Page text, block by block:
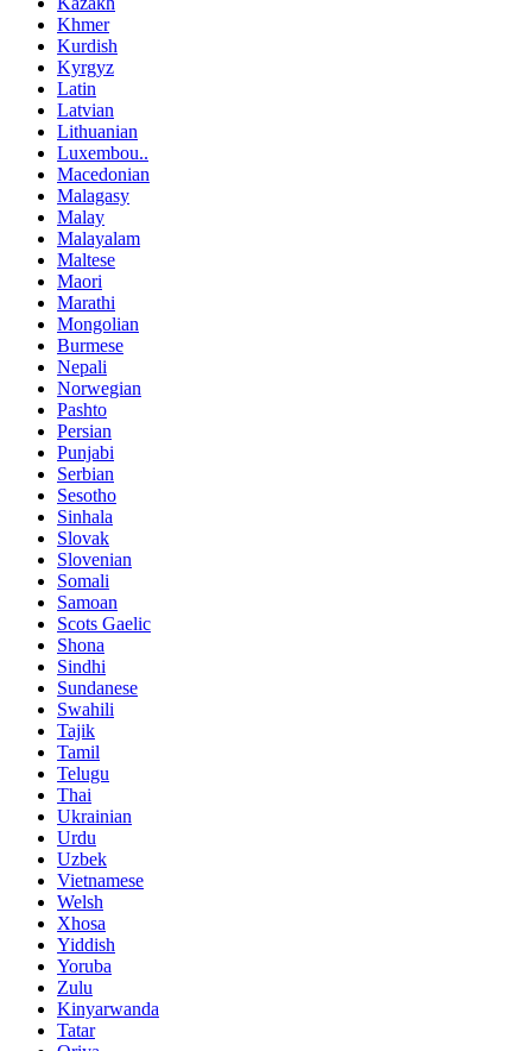
Khmer
Kurdish
Kyrgyz
Latin
Latvian
Lithuanian
Luxembou..
Macedonian
Malagasy
Malay
Malayalam
Maltese
Maori
Marathi
Mongolian
Burmese
Nepali
Norwegian
Pashto
Persian
Punjabi
Serbian
Sesotho
Sinhala
Slovak
Slovenian
Somali
Samoan
Scots Gaelic
Shona
Sindhi
Sundanese
Swahili
Tajik
Tamil
Telugu
Thai
Ukrainian
Urdu
Uzbek
Vietnamese
Welsh
Xhosa
Yiddish
Yoruba
Zulu
Kinyarwanda
Tatar